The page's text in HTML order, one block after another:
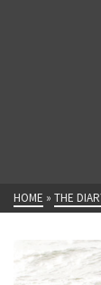
HOME » THE